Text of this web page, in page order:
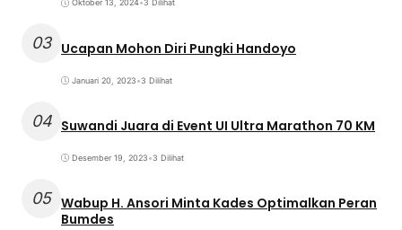
Oktober 13, 2024•3 Dilihat
03 Ucapan Mohon Diri Pungki Handoyo
Januari 20, 2023•3 Dilihat
04 Suwandi Juara di Event UI Ultra Marathon 70 KM
Desember 19, 2023•3 Dilihat
05 Wabup H. Ansori Minta Kades Optimalkan Peran
Bumdes